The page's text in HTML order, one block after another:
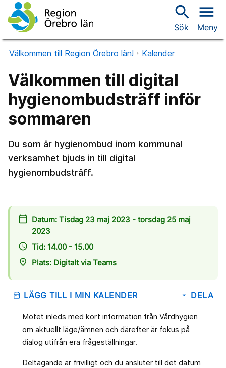
search
Sök
menu
Meny
Välkommen till Region Örebro län! Kalender
Välkommen till digital
hygienombudsträff inför
sommaren
Du som är hygienombud inom kommunal
verksamhet bjuds in till digital
hygienombudsträff.
calendar_today Datum: Tisdag 23 maj 2023 - torsdag 25 maj
2023
access_time Tid: 14.00 - 15.00
place
Plats: Digitalt via Teams
date_range LÄGG TILL I MIN KALENDER arrow_drop_down DELA
Mötet inleds med kort information från Vårdhygien
om aktuellt läge/ämnen och därefter är fokus på
dialog utifrån era frågeställningar.
Deltagande är frivilligt och du ansluter till det datum